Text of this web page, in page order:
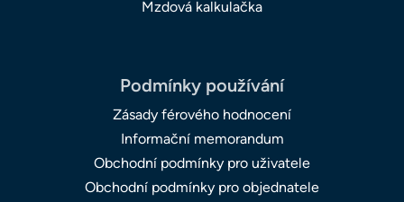
Mzdová kalkulačka
Podmínky používání
Zásady férového hodnocení
Informační memorandum
Obchodní podmínky pro uživatele
Obchodní podmínky pro objednatele